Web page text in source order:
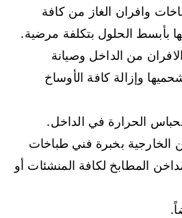
وافران الغاز من كافة
بأبسط الحلول بتكلفة مرضية.
من الداخل وصيانة
وإزالة كافة الأوساخ
الحرارة في الداخل.
الخارجية بخبرة فني طباخات
المطابخ لكافة المنشئات أو